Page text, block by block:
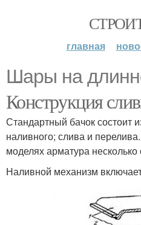
главная
Шары на
Конструкция
Стандартный бачок состоит
наливного; слива и
моделях арматура несколько
Наливной механизм